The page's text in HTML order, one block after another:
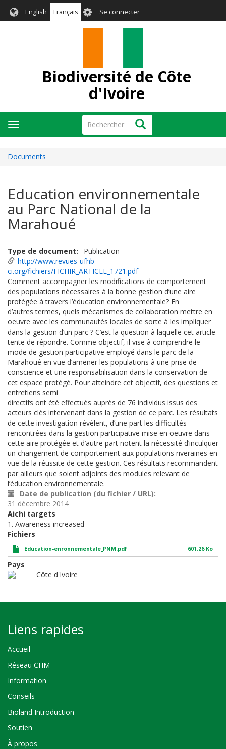
English Français User
account
Se connecter
Biodiversité de Côte
d'Ivoire
Rechercher Rechercher
Toggle
navigation
Documents
Education environnementale
au Parc National de la
Marahoué
Type de document
Publication
http://www.revues-ufhb-
ci.org/fichiers/FICHIR_ARTICLE_1721.pdf
Comment accompagner les modifications de comportement
des populations nécessaires à la bonne gestion d’une aire
protégée à travers l’éducation environnementale? En
d’autres termes, quels mécanismes de collaboration mettre en
oeuvre avec les communautés locales de sorte à les impliquer
dans la gestion d’un parc ? C’est la question à laquelle cet article
tente de répondre. Comme objectif, il vise à comprendre le
mode de gestion participative employé dans le parc de la
Marahoué en vue d’amener les populations à une prise de
conscience et une responsabilisation dans la conservation de
cet espace protégé. Pour atteindre cet objectif, des questions et
entretiens semi
directifs ont été effectués auprès de 76 individus issus des
acteurs clés intervenant dans la gestion de ce parc. Les résultats
de cette investigation révèlent, d’une part les difficultés
rencontrées dans la gestion participative mise en oeuvre dans
cette aire protégée et d’autre part notent la nécessité d’inculquer
un changement de comportement aux populations riveraines en
vue de la réussite de cette gestion. Ces résultats recommandent
par ailleurs que soient adjoints des modules relevant de
l’éducation environnementale.
Date de publication (du fichier / URL)
31 décembre 2014
Aichi targets
1. Awareness increased
Fichiers
Education-enronnementale_PNM.pdf 601.26 Ko
Pays
Côte d'Ivoire
Liens rapides
Accueil
Réseau CHM
Information
Conseils
Bioland Introduction
Soutien
À propos